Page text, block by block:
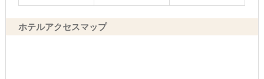
ホテルアクセスマップ